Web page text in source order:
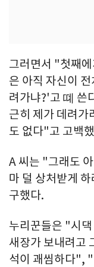
그러면서 "첫째
은 아직 자신이
려가냐?'고 뗴 쓴
근히 제가 데려가
도 없다"고 고백
A 씨는 "그래도
마 덜 상처받게
구했다.
누리꾼들은 "시
새장가 보내려고
석이 괘씸하다",